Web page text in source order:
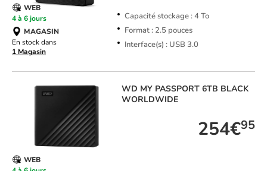
Capacité stockage : 4 To
Format : 2.5 pouces
Interface(s) : USB 3.0
WEB
4 à 6 jours
MAGASIN
En stock dans
1 Magasin
WD MY PASSPORT 6TB BLACK
WORLDWIDE
254€95
WEB